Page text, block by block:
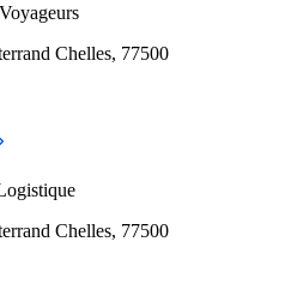
Chelles, 77500
Chelles, 77500